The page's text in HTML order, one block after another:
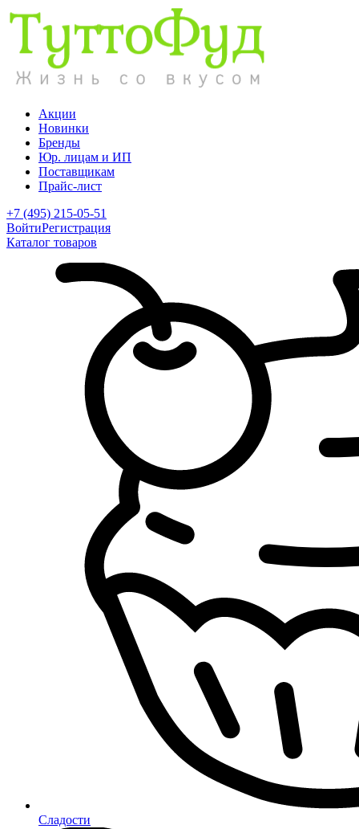
Акции
Новинки
Бренды
Юр. лицам и ИП
Поставщикам
Прайс-лист
+7 (495) 215-05-51
ВойтиРегистрация
Каталог товаров
Сладости